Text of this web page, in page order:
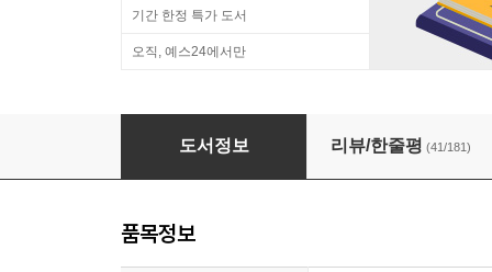
기간 한정 특가 도서
오직, 예스24에서만
조국의 함성 + 조국의 공부 세트
도서정보 리뷰/한줄평 (41/181)
품목정보